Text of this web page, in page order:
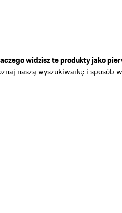
widzisz te produkty jako
naszą wyszukiwarkę i sposób